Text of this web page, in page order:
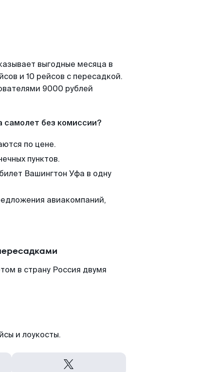
выгодные месяца в
и 10 рейсов с пересадкой.
9000 рублей
самолет без комиссии?
по цене.
пунктов.
Вашингтон Уфа в одну
авиакомпаний,
в страну Россия двумя
и лоукосты.